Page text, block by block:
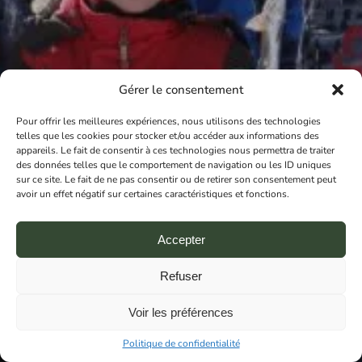
Gérer le consentement
Pour offrir les meilleures expériences, nous utilisons des technologies
telles que les cookies pour stocker et/ou accéder aux informations des
appareils. Le fait de consentir à ces technologies nous permettra de traiter
des données telles que le comportement de navigation ou les ID uniques
sur ce site. Le fait de ne pas consentir ou de retirer son consentement peut
avoir un effet négatif sur certaines caractéristiques et fonctions.
Accepter
Refuser
Voir les préférences
Politique de confidentialité
Camp de la
relâche
Nous sommes un camp certifié par l’Association
des Camps du Québec avec des normes